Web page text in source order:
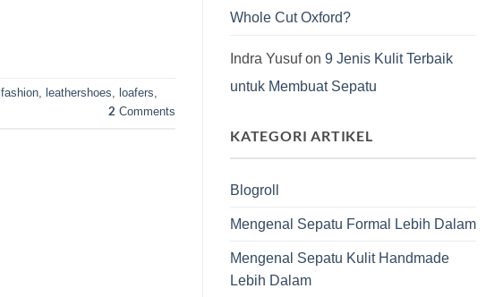
fashion, leathershoes, loafers,
2 Comments
Whole Cut Oxford?
Indra Yusufon 9 Jenis Kulit Terbaik
untuk Membuat Sepatu
KATEGORI ARTIKEL
Blogroll
Mengenal Sepatu Formal Lebih Dalam
Mengenal Sepatu Kulit Handmade
Lebih Dalam